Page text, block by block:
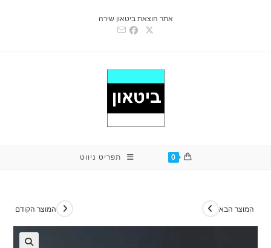
אתר הוצאת ביטאון שירה
0 תפריט ניווט
המוצר הקודם המוצר הבא